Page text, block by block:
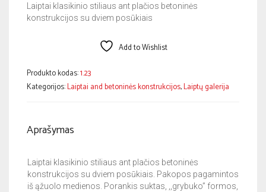
Laiptai klasikinio stiliaus ant plačios betoninės
konstrukcijos su dviem posūkiais
Add to Wishlist
Produkto kodas:1.23
Kategorijos:Laiptai and betoninės konstrukcijos,Laiptų galerija
Aprašymas
Laiptai klasikinio stiliaus ant plačios betoninės
konstrukcijos su dviem posūkiais. Pakopos pagamintos
iš ąžuolo medienos. Porankis suktas, ,,grybuko” formos,